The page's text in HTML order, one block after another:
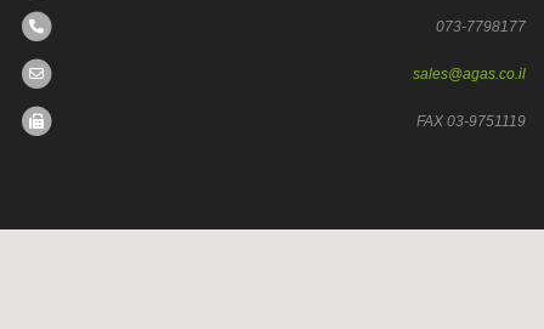
073-7798177
sales@agas.co.il
03-9751119 FAX